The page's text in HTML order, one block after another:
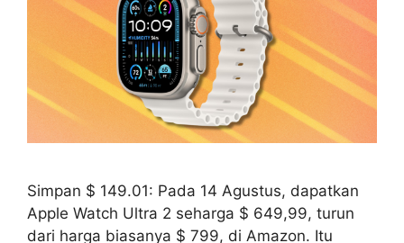
Simpan $ 149.01: Pada 14 Agustus, dapatkan
Apple Watch Ultra 2 seharga $ 649,99, turun
dari harga biasanya $ 799, di Amazon. Itu